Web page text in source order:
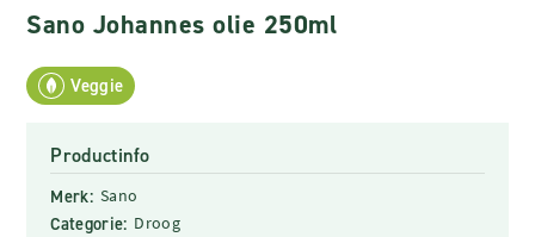
Sano Johannes olie 250ml
Veggie
Productinfo
Merk: Sano
Categorie: Droog